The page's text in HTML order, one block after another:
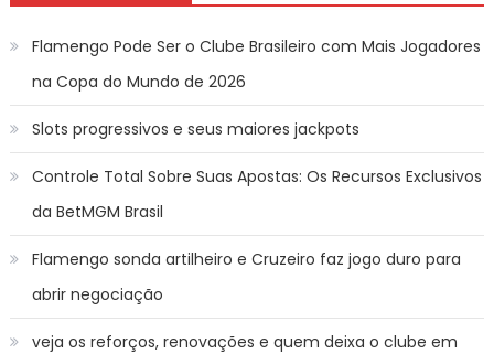
Flamengo Pode Ser o Clube Brasileiro com Mais Jogadores
na Copa do Mundo de 2026
Slots progressivos e seus maiores jackpots
Controle Total Sobre Suas Apostas: Os Recursos Exclusivos
da BetMGM Brasil
Flamengo sonda artilheiro e Cruzeiro faz jogo duro para
abrir negociação
veja os reforços, renovações e quem deixa o clube em